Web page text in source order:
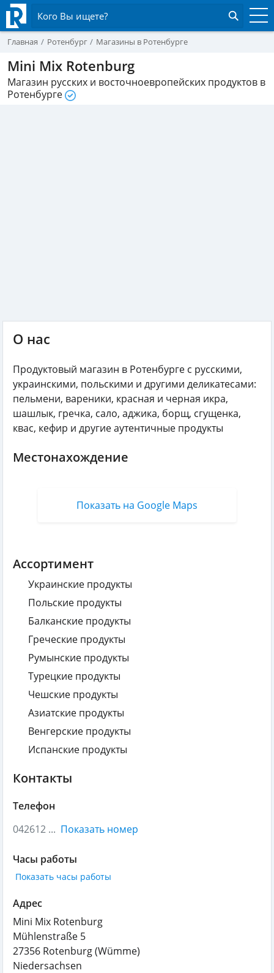
Кого Вы ищете?
Главная Ротенбург Магазины в Ротенбурге
Mini Mix Rotenburg
Магазин русских и восточноевропейских продуктов в
Ротенбурге
О нас
Продуктовый магазин в Ротенбурге с русскими,
украинскими, польскими и другими деликатесами:
пельмени, вареники, красная и черная икра,
шашлык, гречка, сало, аджика, борщ, сгущенка,
квас, кефир и другие аутентичные продукты
Местонахождение
Показать на Google Maps
Ассортимент
Украинские продукты
Польские продукты
Балканские продукты
Греческие продукты
Румынские продукты
Турецкие продукты
Чешские продукты
Азиатские продукты
Венгерские продукты
Испанские продукты
Контакты
Телефон
042612 ... Показать номер
Часы работы
Показать часы работы
Адрес
Mini Mix Rotenburg
Mühlenstraße 5
27356 Rotenburg (Wümme)
Niedersachsen